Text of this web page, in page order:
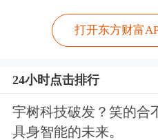
打开东方财富
24小时点击排行
宇树科技破发？笑的合
具身智能的未来。